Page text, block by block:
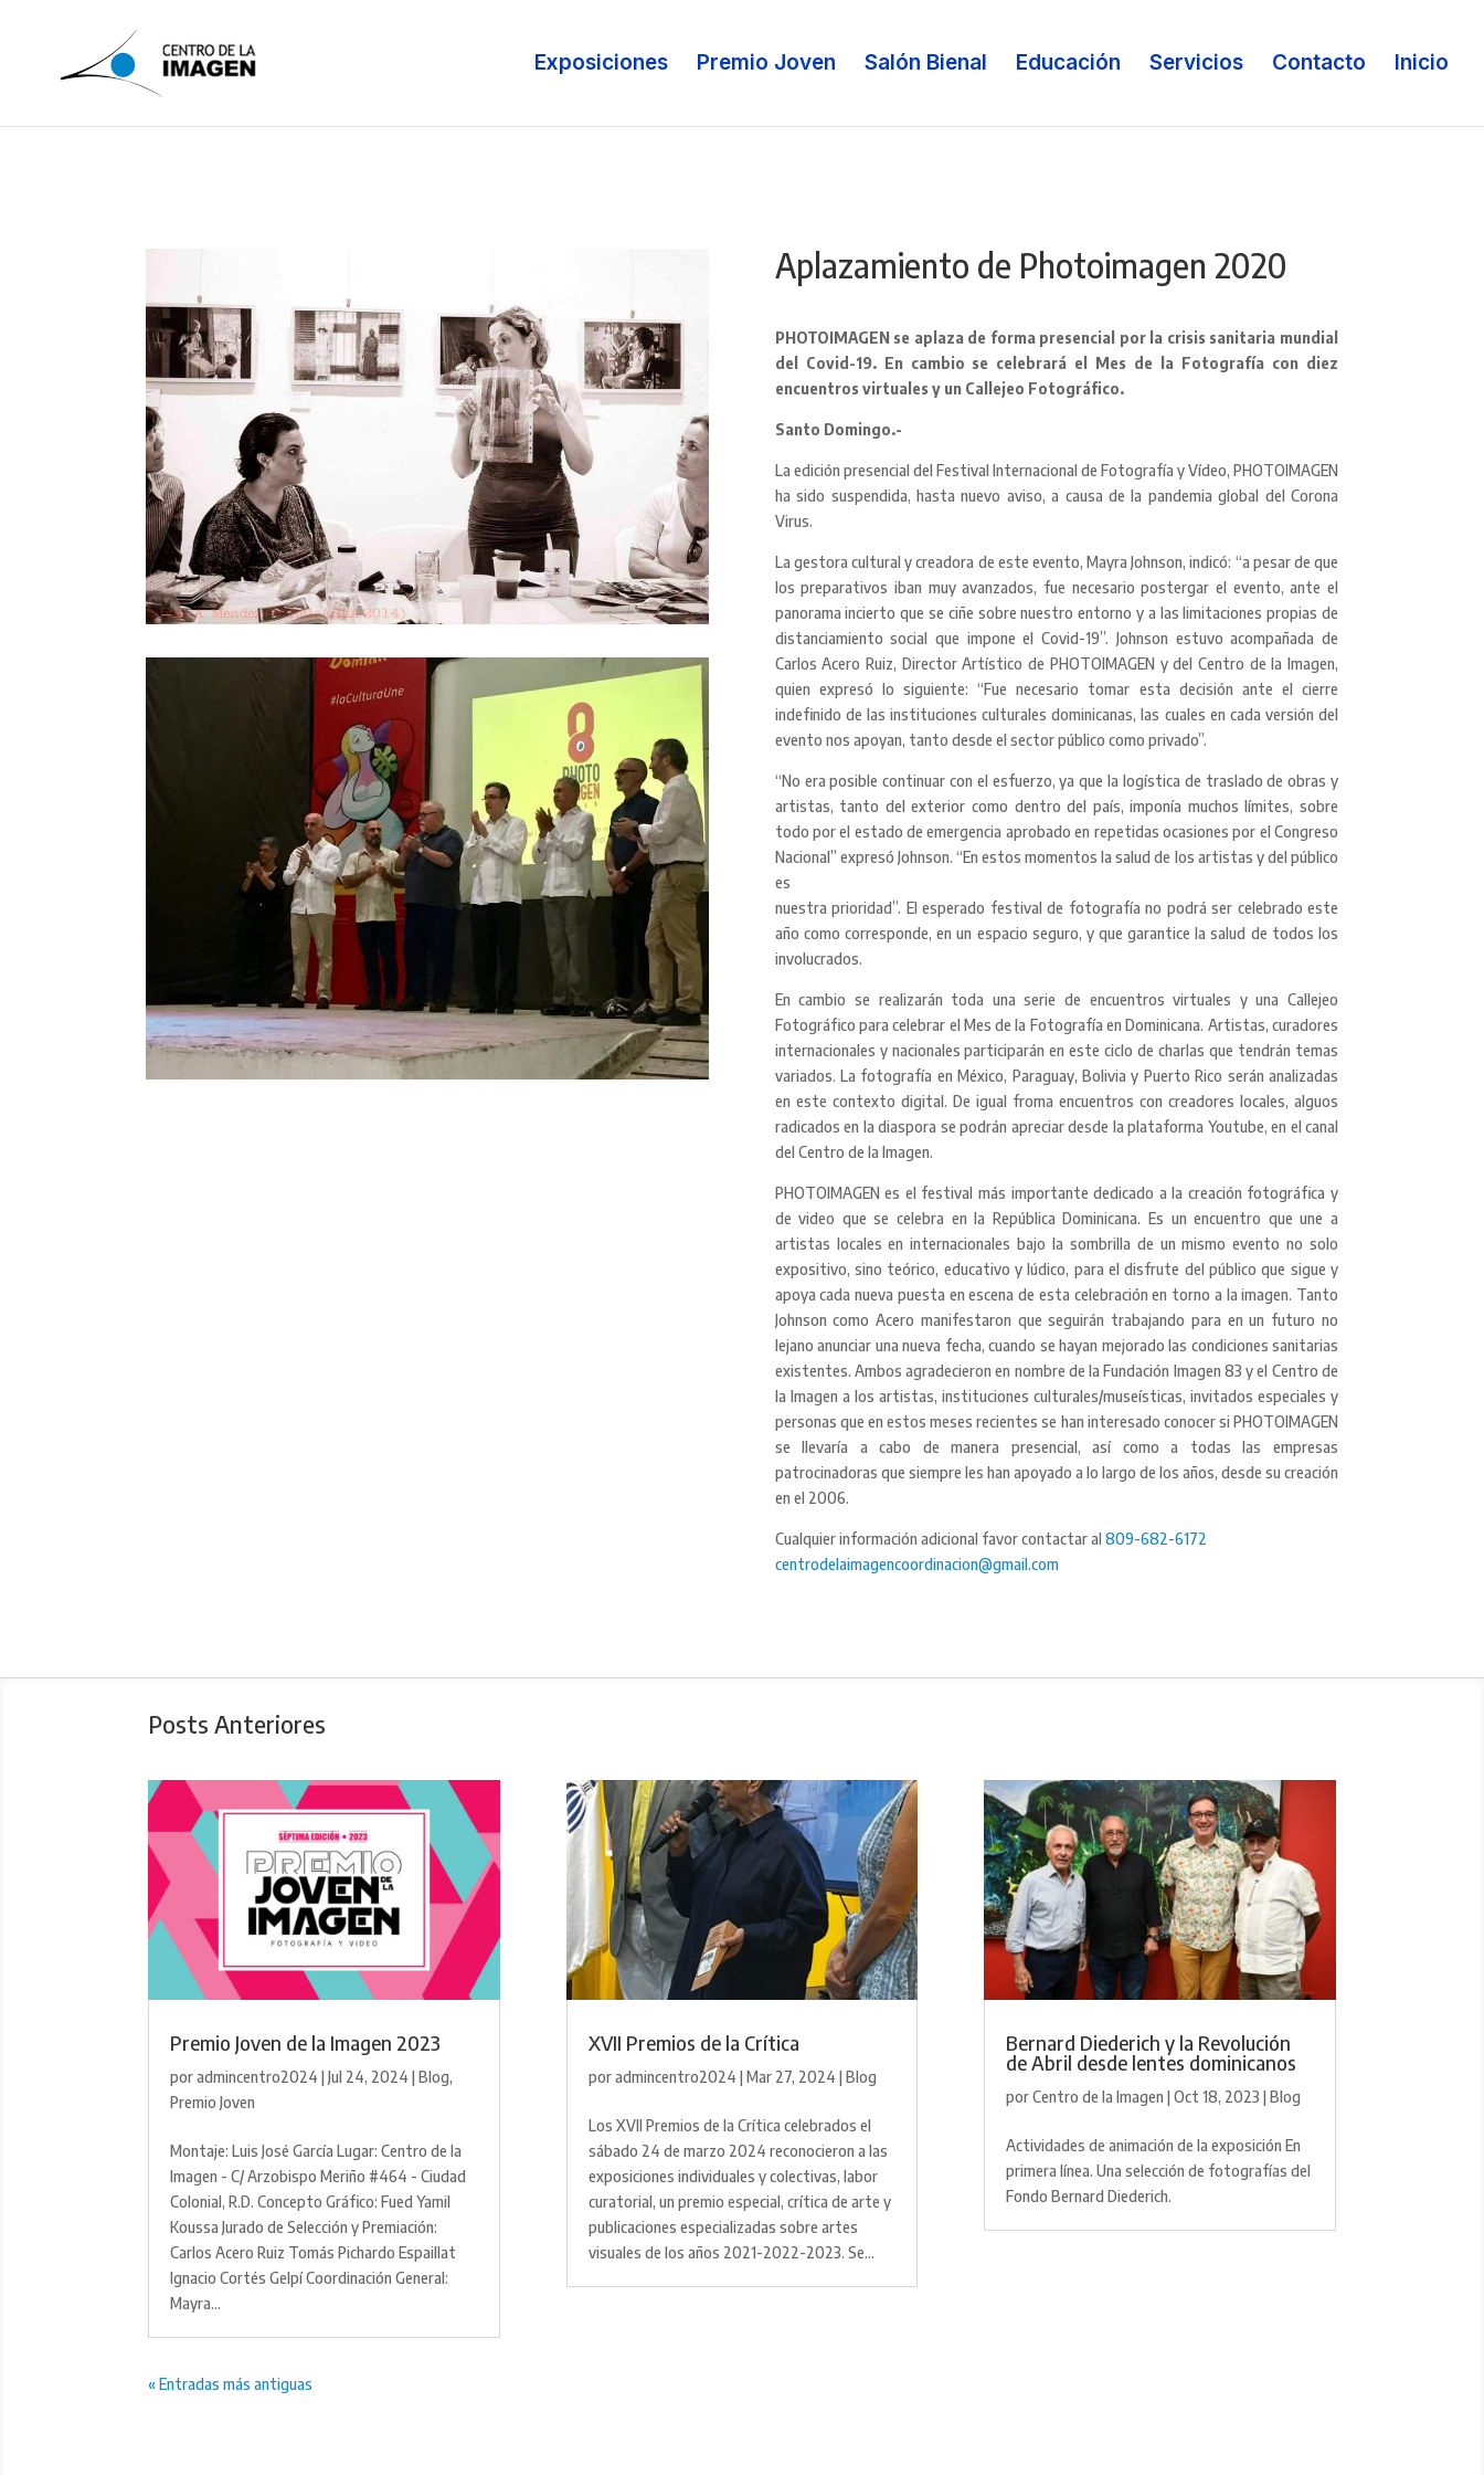
Exposiciones Premio Joven Salón Bienal Educación Servicios Contacto Inicio
Aplazamiento de Photoimagen 2020
PHOTOIMAGEN se aplaza de forma presencial por la crisis sanitaria mundial
del Covid-19. En cambio se celebrará el Mes de la Fotografía con diez
encuentros virtuales y un Callejeo Fotográfico.
Santo Domingo.-
La edición presencial del Festival Internacional de Fotografía y Vídeo, PHOTOIMAGEN
ha sido suspendida, hasta nuevo aviso, a causa de la pandemia global del Corona
Virus.
La gestora cultural y creadora de este evento, Mayra Johnson, indicó: “a pesar de que
los preparativos iban muy avanzados, fue necesario postergar el evento, ante el
panorama incierto que se ciñe sobre nuestro entorno y a las limitaciones propias de
distanciamiento social que impone el Covid-19”. Johnson estuvo acompañada de
Carlos Acero Ruiz, Director Artístico de PHOTOIMAGEN y del Centro de la Imagen,
quien expresó lo siguiente: “Fue necesario tomar esta decisión ante el cierre
indefinido de las instituciones culturales dominicanas, las cuales en cada versión del
evento nos apoyan, tanto desde el sector público como privado”.
“No era posible continuar con el esfuerzo, ya que la logística de traslado de obras y
artistas, tanto del exterior como dentro del país, imponía muchos límites, sobre
todo por el estado de emergencia aprobado en repetidas ocasiones por el Congreso
Nacional” expresó Johnson. “En estos momentos la salud de los artistas y del público
es
nuestra prioridad”. El esperado festival de fotografía no podrá ser celebrado este
año como corresponde, en un espacio seguro, y que garantice la salud de todos los
involucrados.
En cambio se realizarán toda una serie de encuentros virtuales y una Callejeo
Fotográfico para celebrar el Mes de la Fotografía en Dominicana. Artistas, curadores
internacionales y nacionales participarán en este ciclo de charlas que tendrán temas
variados. La fotografía en México, Paraguay, Bolivia y Puerto Rico serán analizadas
en este contexto digital. De igual froma encuentros con creadores locales, alguos
radicados en la diaspora se podrán apreciar desde la plataforma Youtube, en el canal
del Centro de la Imagen.
PHOTOIMAGEN es el festival más importante dedicado a la creación fotográfica y
de video que se celebra en la República Dominicana. Es un encuentro que une a
artistas locales en internacionales bajo la sombrilla de un mismo evento no solo
expositivo, sino teórico, educativo y lúdico, para el disfrute del público que sigue y
apoya cada nueva puesta en escena de esta celebración en torno a la imagen. Tanto
Johnson como Acero manifestaron que seguirán trabajando para en un futuro no
lejano anunciar una nueva fecha, cuando se hayan mejorado las condiciones sanitarias
existentes. Ambos agradecieron en nombre de la Fundación Imagen 83 y el Centro de
la Imagen a los artistas, instituciones culturales/museísticas, invitados especiales y
personas que en estos meses recientes se han interesado conocer si PHOTOIMAGEN
se llevaría a cabo de manera presencial, así como a todas las empresas
patrocinadoras que siempre les han apoyado a lo largo de los años, desde su creación
en el 2006.
Cualquier información adicional favor contactar al 809-682-6172
centrodelaimagencoordinacion@gmail.com
Posts Anteriores
Premio Joven de la Imagen 2023
poradmincentro2024 |Jul 24, 2024 |Blog,
Premio Joven
Montaje: Luis José García Lugar: Centro de la
Imagen - C/ Arzobispo Meriño #464 - Ciudad
Colonial, R.D. Concepto Gráfico: Fued Yamil
Koussa Jurado de Selección y Premiación:
Carlos Acero Ruiz Tomás Pichardo Espaillat
Ignacio Cortés Gelpí Coordinación General:
Mayra...
XVII Premios de la Crítica
poradmincentro2024 | Mar 27, 2024 | Blog
Los XVII Premios de la Crítica celebrados el
sábado 24 de marzo 2024 reconocieron a las
exposiciones individuales y colectivas, labor
curatorial, un premio especial, crítica de arte y
publicaciones especializadas sobre artes
visuales de los años 2021-2022-2023. Se...
Bernard Diederich y la Revolución
de Abril desde lentes dominicanos
porCentro de la Imagen | Oct 18, 2023 | Blog
Actividades de animación de la exposición En
primera línea. Una selección de fotografías del
Fondo Bernard Diederich.
« Entradas más antiguas